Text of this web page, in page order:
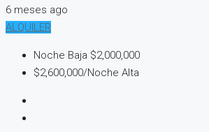
6 meses ago
ALQUILER
Noche Baja $2,000,000
$2,600,000/Noche Alta